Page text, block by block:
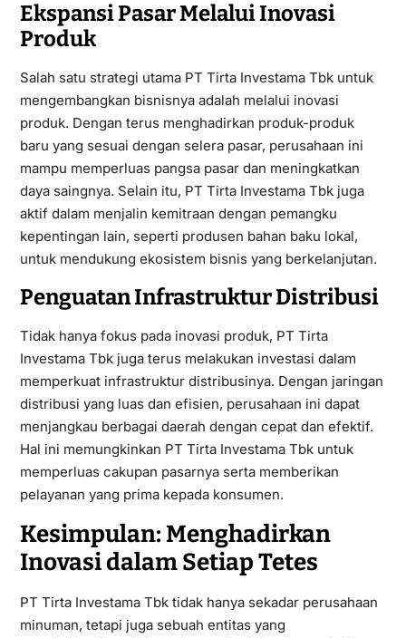
Ekspansi Pasar Melalui Inovasi
Produk
Salah satu strategi utama PT Tirta Investama Tbk untuk
mengembangkan bisnisnya adalah melalui inovasi
produk. Dengan terus menghadirkan produk-produk
baru yang sesuai dengan selera pasar, perusahaan ini
mampu memperluas pangsa pasar dan meningkatkan
daya saingnya. Selain itu, PT Tirta Investama Tbk juga
aktif dalam menjalin kemitraan dengan pemangku
kepentingan lain, seperti produsen bahan baku lokal,
untuk mendukung ekosistem bisnis yang berkelanjutan.
Penguatan Infrastruktur Distribusi
Tidak hanya fokus pada inovasi produk, PT Tirta
Investama Tbk juga terus melakukan investasi dalam
memperkuat infrastruktur distribusinya. Dengan jaringan
distribusi yang luas dan efisien, perusahaan ini dapat
menjangkau berbagai daerah dengan cepat dan efektif.
Hal ini memungkinkan PT Tirta Investama Tbk untuk
memperluas cakupan pasarnya serta memberikan
pelayanan yang prima kepada konsumen.
Kesimpulan: Menghadirkan
Inovasi dalam Setiap Tetes
PT Tirta Investama Tbk tidak hanya sekadar perusahaan
minuman, tetapi juga sebuah entitas yang